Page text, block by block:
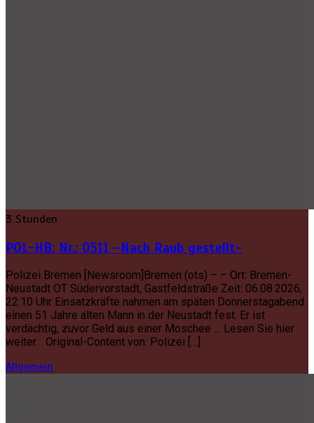
3 Stunden
POL-HB: Nr.: 0511 –Nach Raub gestellt–
Polizei Bremen [Newsroom]Bremen (ots) – – Ort: Bremen-
Neustadt OT Südervorstadt, Gastfeldstraße Zeit: 06.08.2026,
22:10 Uhr Einsatzkräfte nahmen am späten Donnerstagabend
einen 51 Jahre alten Mann in der Neustadt fest. Er ist
verdächtig, zuvor Geld aus einer Moschee … Lesen Sie hier
weiter… Original-Content von: Polizei […]
Allgemein